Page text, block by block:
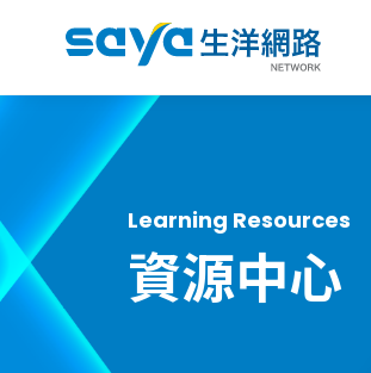
Learning Resources
資源中心